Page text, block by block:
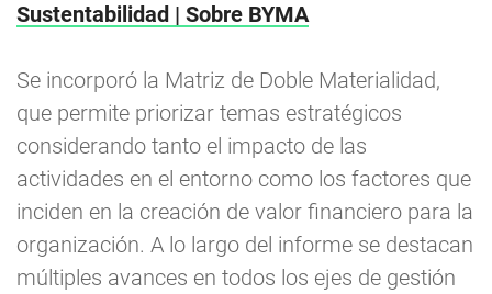
Sustentabilidad | Sobre BYMA
Se incorporó la Matriz de Doble Materialidad,
que permite priorizar temas estratégicos
considerando tanto el impacto de las
actividades en el entorno como los factores que
inciden en la creación de valor financiero para la
organización. A lo largo del informe se destacan
múltiples avances en todos los ejes de gestión